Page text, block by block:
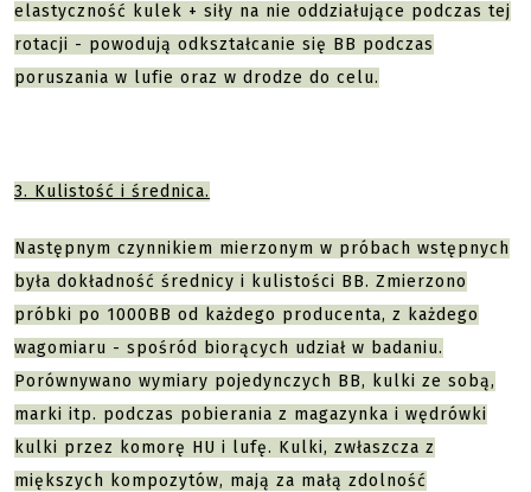
elastyczność kulek + siły na nie oddziałujące podczas tej
rotacji - powodują odkształcanie się BB podczas
poruszania w lufie oraz w drodze do celu.
3. Kulistość i średnica.
Następnym czynnikiem mierzonym w próbach wstępnych
była dokładność średnicy i kulistości BB. Zmierzono
próbki po 1000BB od każdego producenta, z każdego
wagomiaru - spośród biorących udział w badaniu.
Porównywano wymiary pojedynczych BB, kulki ze sobą,
marki itp. podczas pobierania z magazynka i wędrówki
kulki przez komorę HU i lufę. Kulki, zwłaszcza z
miększych kompozytów, mają za małą zdolność